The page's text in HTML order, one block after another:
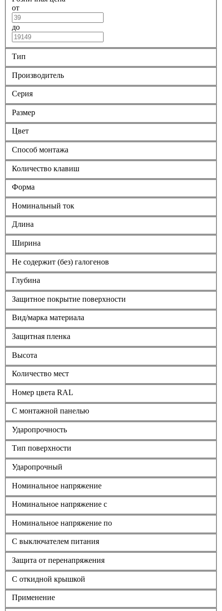
от
до
Тип
Производитель
Серия
Размер
Цвет
Способ монтажа
Количество клавиш
Форма
Номинальный ток
Длина
Ширина
Не содержит (без) галогенов
Глубина
Защитное покрытие поверхности
Вид/марка материала
Защитная пленка
Высота
Количество мест
Номер цвета RAL
С монтажной панелью
Ударопрочность
Тип поверхности
Ударопрочный
Номинальное напряжение
Номинальное напряжение с
Номинальное напряжение по
С выключателем питания
Защита от перенапряжения
С откидной крышкой
Применение